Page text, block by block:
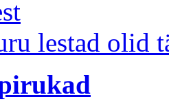
lestad olid